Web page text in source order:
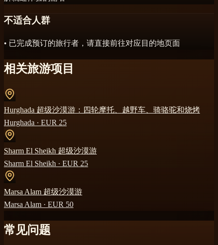
不适合人群
• 已完成预订的旅行者，请直接前往对应目的地页面
相关旅游项目
Hurghada 超级沙漠游：四轮摩托、越野车、骑骆驼和烧烤
Hurghada · EUR 25
Sharm El Sheikh 超级沙漠游
Sharm El Sheikh · EUR 25
Marsa Alam 超级沙漠游
Marsa Alam · EUR 50
常见问题